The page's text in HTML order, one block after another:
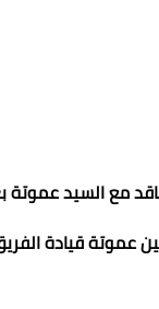
مع السيد عموتة
قيادة